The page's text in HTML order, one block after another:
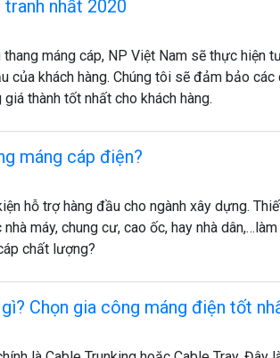
nhất 2020
máng cáp, NP Việt Nam sẽ thực hiện
của khách hàng. Chúng tôi sẽ đảm bảo các
thành tốt nhất cho khách hàng.
máng cáp điện?
hỗ trợ hàng đầu cho ngành xây dựng.
máy, chung cư, cao ốc, hay nhà
chất lượng?
Chọn gia công máng điện tốt